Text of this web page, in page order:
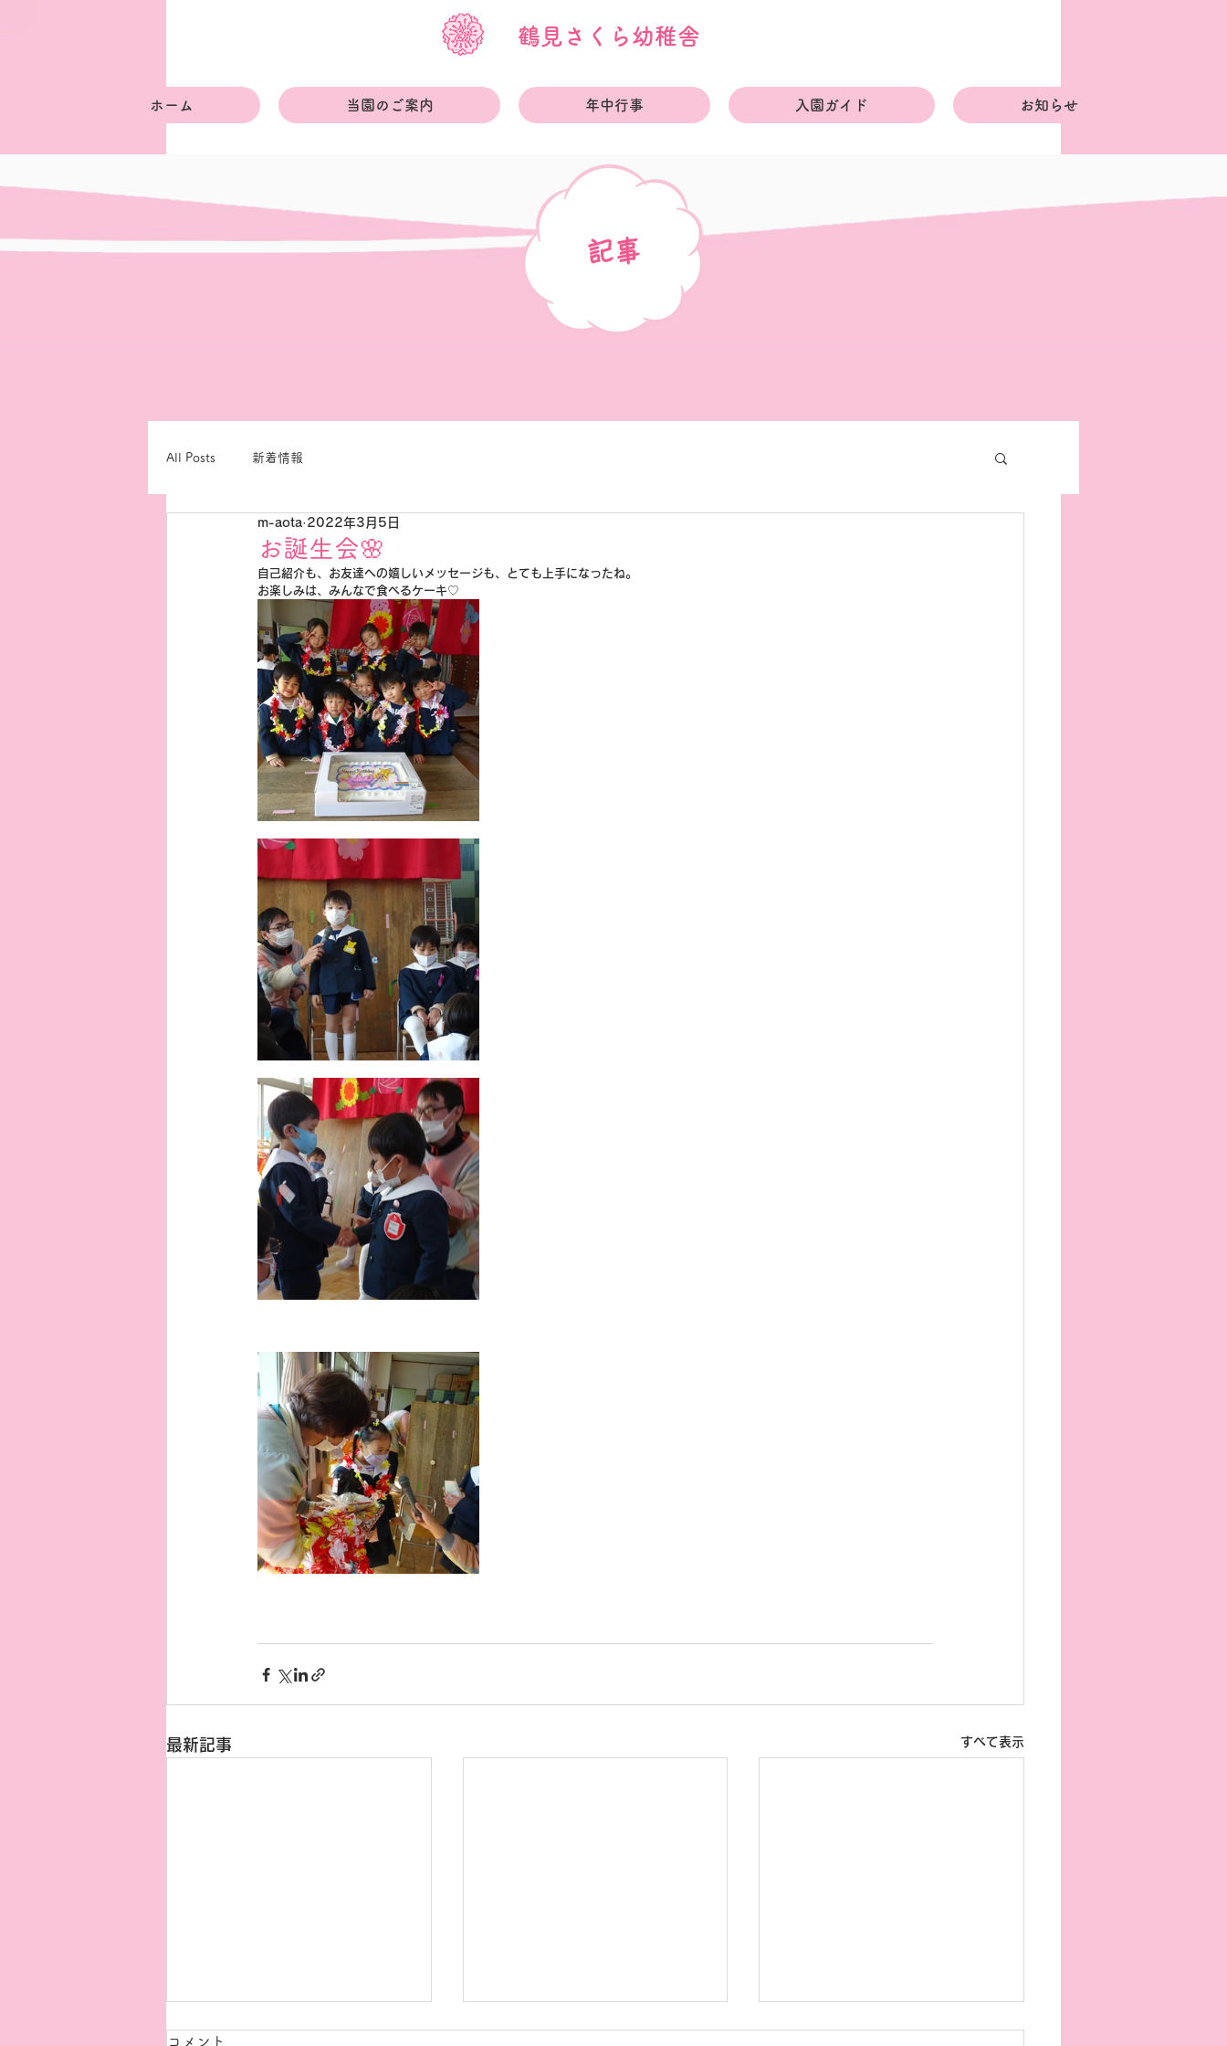
鶴見さくら幼稚舎
ホーム 当園のご案内 年中行事 入園ガイド お知らせ
記事
All Posts 新着情報
お誕生会🌸
m-aota 2022年3月5日
自己紹介も、お友達への嬉しいメッセージも、とても上手になったね。
お楽しみは、みんなで食べるケーキ♡
最新記事 すべて表示
コメント